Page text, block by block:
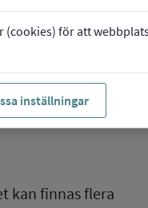
för att
inställningar
kan finnas flera